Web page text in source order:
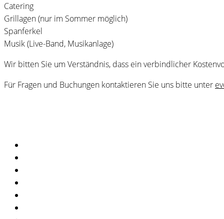
Catering
Grillagen (nur im Sommer möglich)
Spanferkel
Musik (Live-Band, Musikanlage)
Wir bitten Sie um Verständnis, dass ein verbindlicher
Für Fragen und Buchungen kontaktieren Sie uns bitte unter